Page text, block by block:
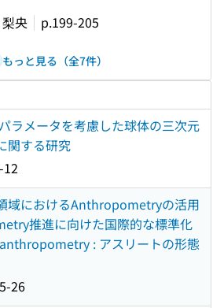
央
p.199-205
もっと見る（全7件）
ラメータを考慮した球体の三次元
関する研究
12
域におけるAnthropometryの活用
推進に向けた国際的な標準化
: アスリートの形態
26